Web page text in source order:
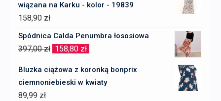
wiązana na Karku - kolor - 19839
158,90 zł
Spódnica Calda Penumbra łososiowa
397,00zł Pierwotna
wynosiła:
158,80 zł
wynosi:
Bluzka ciążowa z koronką bonprix
ciemnoniebieski w kwiaty
89,99 zł